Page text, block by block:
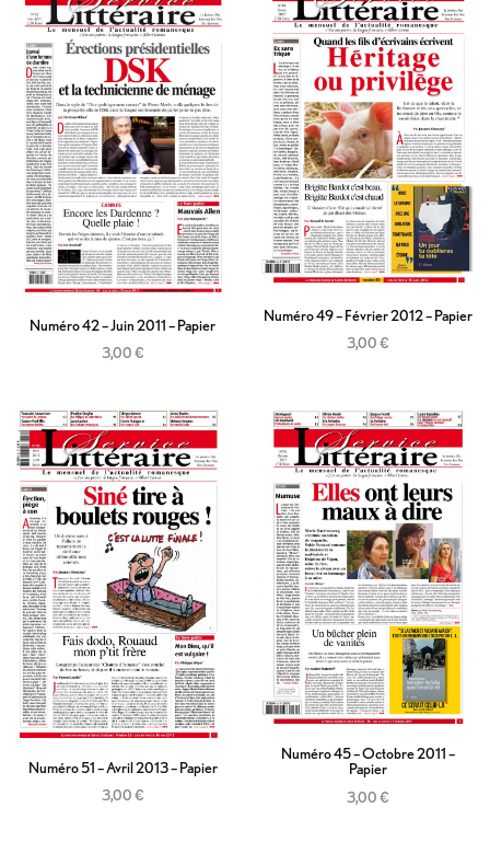
Numéro 42 – Juin 2011 – Papier
3,00€
Numéro 49 – Février 2012 – Papier
3,00€
Numéro 51 – Avril 2013 – Papier
3,00€
Numéro 45 – Octobre 2011 –
Papier
3,00€